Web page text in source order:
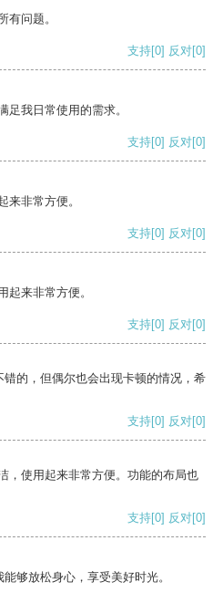
有问题。
支持[0] 反对[0]
足我日常使用的需求。
支持[0] 反对[0]
来非常方便。
支持[0] 反对[0]
起来非常方便。
支持[0] 反对[0]
的，但偶尔也会出现卡顿的情况，希
支持[0] 反对[0]
，使用起来非常方便。功能的布局也
支持[0] 反对[0]
够放松身心，享受美好时光。